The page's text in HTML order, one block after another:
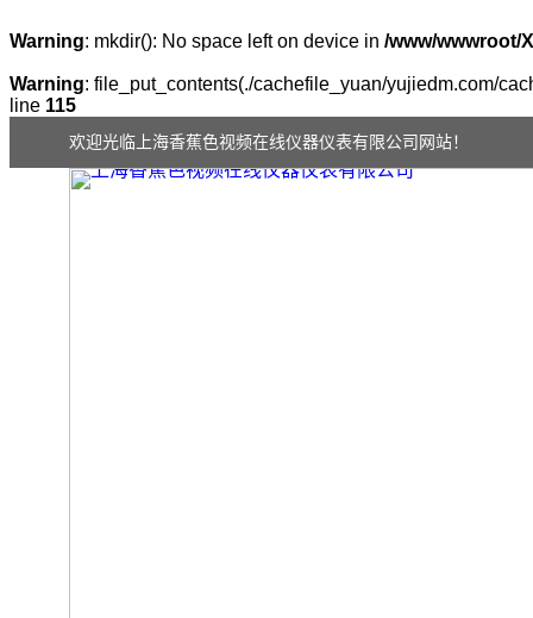
Warning: mkdir(): No space left on device in /www/wwwroot/
Warning: file_put_contents(./cachefile_yuan/yujiedm.com/
line 115
欢迎光临上海香蕉色视频在线仪器仪表有限公司网站！